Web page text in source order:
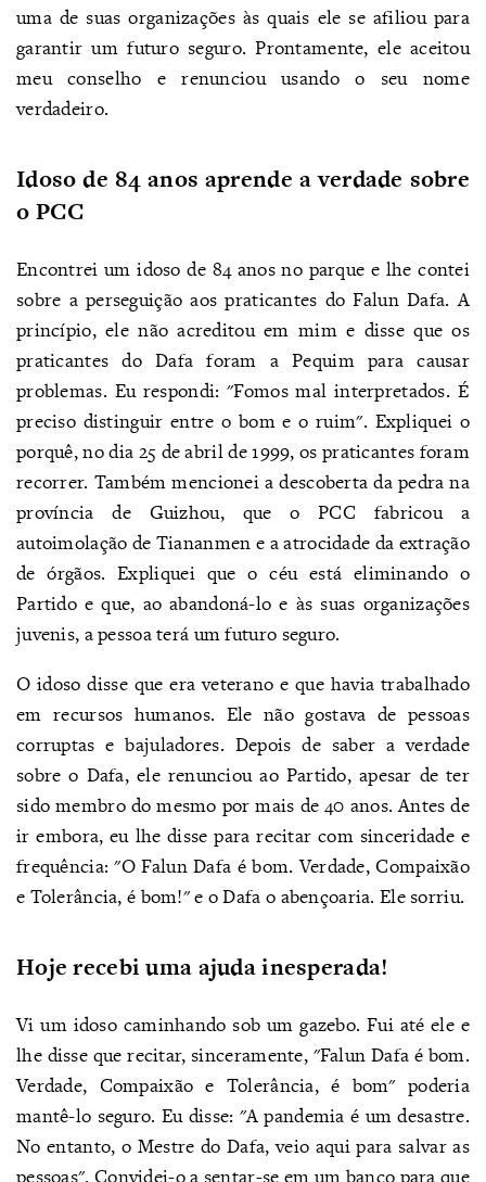
uma de suas organizações às quais ele se afiliou para
garantir um futuro seguro. Prontamente, ele aceitou
meu conselho e renunciou usando o seu nome
verdadeiro.
Idoso de 84 anos aprende a verdade sobre
o PCC
Encontrei um idoso de 84 anos no parque e lhe contei
sobre a perseguição aos praticantes do Falun Dafa. A
princípio, ele não acreditou em mim e disse que os
praticantes do Dafa foram a Pequim para causar
problemas. Eu respondi: "Fomos mal interpretados. É
preciso distinguir entre o bom e o ruim". Expliquei o
porquê, no dia 25 de abril de 1999, os praticantes foram
recorrer. Também mencionei a descoberta da pedra na
província de Guizhou, que o PCC fabricou a
autoimolação de Tiananmen e a atrocidade da extração
de órgãos. Expliquei que o céu está eliminando o
Partido e que, ao abandoná-lo e às suas organizações
juvenis, a pessoa terá um futuro seguro.
O idoso disse que era veterano e que havia trabalhado
em recursos humanos. Ele não gostava de pessoas
corruptas e bajuladores. Depois de saber a verdade
sobre o Dafa, ele renunciou ao Partido, apesar de ter
sido membro do mesmo por mais de 40 anos. Antes de
ir embora, eu lhe disse para recitar com sinceridade e
frequência: "O Falun Dafa é bom. Verdade, Compaixão
e Tolerância, é bom!" e o Dafa o abençoaria. Ele sorriu.
Hoje recebi uma ajuda inesperada!
Vi um idoso caminhando sob um gazebo. Fui até ele e
lhe disse que recitar, sinceramente, "Falun Dafa é bom.
Verdade, Compaixão e Tolerância, é bom" poderia
mantê-lo seguro. Eu disse: "A pandemia é um desastre.
No entanto, o Mestre do Dafa, veio aqui para salvar as
pessoas". Convidei-o a sentar-se em um banco para que